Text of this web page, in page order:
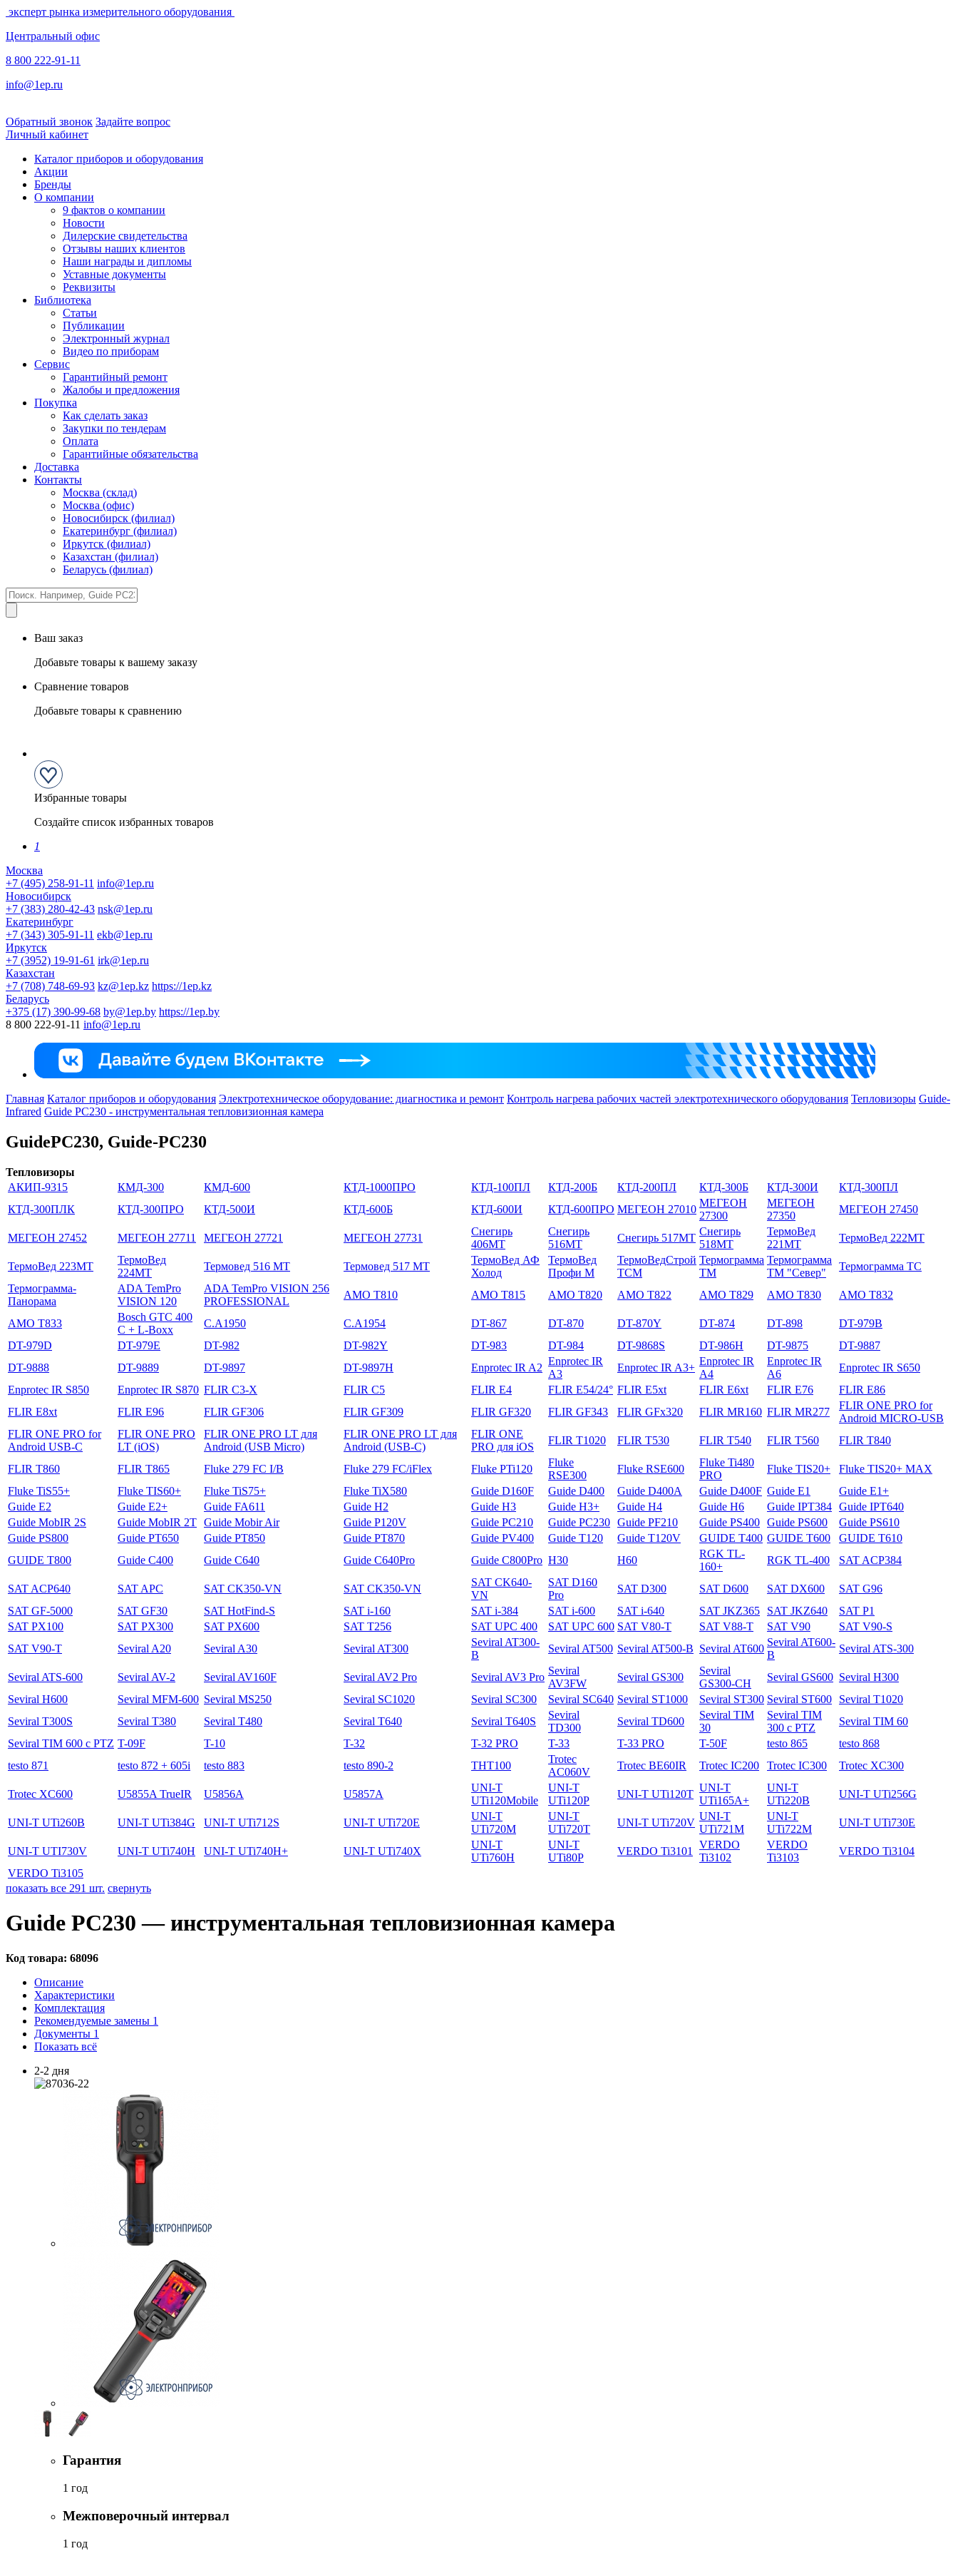
эксперт рынка измерительного оборудования
Центральный офис
8 800 222-91-11
info@1ep.ru
Обратный звонок Задайте вопрос
Личный кабинет
Каталог приборов и оборудования
Акции
Бренды
О компании
9 фактов о компании
Новости
Дилерские свидетельства
Отзывы наших клиентов
Наши награды и дипломы
Уставные документы
Реквизиты
Библиотека
Статьи
Публикации
Электронный журнал
Видео по приборам
Сервис
Гарантийный ремонт
Жалобы и предложения
Покупка
Как сделать заказ
Закупки по тендерам
Оплата
Гарантийные обязательства
Доставка
Контакты
Москва (склад)
Москва (офис)
Новосибирск (филиал)
Екатеринбург (филиал)
Иркутск (филиал)
Казахстан (филиал)
Беларусь (филиал)
Ваш заказ
Добавьте товары к вашему заказу
Сравнение товаров
Добавьте товары к сравнению
Избранные товары
Создайте список избранных товаров
1
Москва
+7 (495) 258-91-11 info@1ep.ru
Новосибирск
+7 (383) 280-42-43 nsk@1ep.ru
Екатеринбург
+7 (343) 305-91-11 ekb@1ep.ru
Иркутск
+7 (3952) 19-91-61 irk@1ep.ru
Казахстан
+7 (708) 748-69-93 kz@1ep.kz https://1ep.kz
Беларусь
+375 (17) 390-99-68 by@1ep.by https://1ep.by
8 800 222-91-11 info@1ep.ru
Главная Каталог приборов и оборудования Электротехническое оборудование: диагностика и ремонт Контроль нагрева рабочих частей электротехнического оборудования Тепловизоры Guide-
Infrared Guide PC230 - инструментальная тепловизионная камера
GuidePC230, Guide-PC230
Тепловизоры
АКИП-9315
КМД-300 КМД-600 КТД-1000ПРО КТД-100ПЛ КТД-200Б КТД-200ПЛ КТД-300Б КТД-300И
КТД-300ПЛ
КТД-300ПЛК
КТД-300ПРО КТД-500И КТД-600Б КТД-600И КТД-600ПРО МЕГЕОН 27010
МЕГЕОН
27300
МЕГЕОН
27350
МЕГЕОН 27450
МЕГЕОН 27452 МЕГЕОН 27711 МЕГЕОН 27721 МЕГЕОН 27731
Снегирь
406МТ
Снегирь
516МТ
Снегирь 517МТ
Снегирь
518МТ
ТермоВед
221МТ
ТермоВед 222МТ
ТермоВед 223МТ
ТермоВед
224МТ
Термовед 516 МТ Термовед 517 МТ
ТермоВед АФ
Холод
ТермоВед
Профи М
ТермоВедСтрой
ТСМ
Термограмма
ТМ
Термограмма
ТМ "Север"
Термограмма ТС
Термограмма-
Панорама
ADA TemPro
VISION 120
ADA TemPro VISION 256
PROFESSIONAL
AMO T810 AMO T815 AMO T820 AMO T822 AMO T829 AMO T830 AMO T832
AMO T833
Bosch GTC 400
C + L-Boxx
C.A1950 C.A1954 DT-867 DT-870 DT-870Y DT-874 DT-898
DT-979B
DT-979D
DT-979E DT-982 DT-982Y DT-983 DT-984 DT-9868S DT-986H DT-9875
DT-9887
DT-9888
DT-9889 DT-9897 DT-9897H Enprotec IR A2
Enprotec IR
A3
Enprotec IR A3+
Enprotec IR
A4
Enprotec IR
A6
Enprotec IR S650
Enprotec IR S850
Enprotec IR S870 FLIR C3-X FLIR C5 FLIR E4 FLIR E54/24° FLIR E5xt FLIR E6xt FLIR E76
FLIR E86
FLIR E8xt
FLIR E96 FLIR GF306 FLIR GF309 FLIR GF320 FLIR GF343 FLIR GFх320 FLIR MR160 FLIR MR277
FLIR ONE PRO for
Android MICRO-USB
FLIR ONE PRO for
Android USB-C
FLIR ONE PRO
LT (iOS)
FLIR ONE PRO LT для
Android (USB Micro)
FLIR ONE PRO LT для
Android (USB-C)
FLIR ONE
PRO для iOS
FLIR T1020 FLIR T530 FLIR T540 FLIR T560 FLIR T840
FLIR T860 FLIR T865 Fluke 279 FC I/B Fluke 279 FC/iFlex Fluke PTi120
Fluke
RSE300
Fluke RSE600
Fluke Ti480
PRO
Fluke TIS20+
Fluke TIS20+ MAX
Fluke TiS55+
Fluke TIS60+ Fluke TiS75+ Fluke TiX580 Guide D160F Guide D400 Guide D400A Guide D400F Guide E1
Guide E1+
Guide E2
Guide E2+ Guide FA611 Guide H2 Guide H3 Guide H3+ Guide H4 Guide H6 Guide IPT384 Guide IPT640
Guide MobIR 2S
Guide MobIR 2T Guide Mobir Air Guide P120V Guide PC210 Guide PC230 Guide PF210 Guide PS400 Guide PS600
Guide PS610
Guide PS800
Guide PT650 Guide PT850 Guide PT870 Guide PV400 Guide T120 Guide T120V GUIDE T400 GUIDE T600
GUIDE T610
GUIDE T800
Guide С400 Guide С640 Guide С640Pro Guide С800Pro H30 H60
RGK TL-
160+
RGK TL-400 SAT ACP384
SAT ACP640 SAT APC SAT CK350-VN SAT CK350-VN
SAT CK640-
VN
SAT D160
Pro
SAT D300 SAT D600 SAT DX600
SAT G96
SAT GF-5000
SAT GF30 SAT HotFind-S SAT i-160 SAT i-384 SAT i-600 SAT i-640 SAT JKZ365 SAT JKZ640
SAT P1
SAT PX100
SAT PX300 SAT PX600 SAT T256 SAT UPC 400 SAT UPC 600 SAT V80-T SAT V88-T SAT V90
SAT V90-S
SAT V90-T
Seviral A20 Seviral A30 Seviral AT300
Seviral AT300-
B
Seviral AT500 Seviral AT500-B Seviral AT600
Seviral AT600-
B
Seviral ATS-300
Seviral ATS-600 Seviral AV-2 Seviral AV160F Seviral AV2 Pro Seviral AV3 Pro
Seviral
AV3FW
Seviral GS300
Seviral
GS300-CH
Seviral GS600 Seviral H300
Seviral H600
Seviral MFM-600 Seviral MS250 Seviral SC1020 Seviral SC300 Seviral SC640 Seviral ST1000 Seviral ST300 Seviral ST600
Seviral T1020
Seviral T300S
Seviral T380 Seviral T480 Seviral T640 Seviral T640S
Seviral
TD300
Seviral TD600
Seviral TIM
30
Seviral TIM
300 с PTZ
Seviral TIM 60
Seviral TIM 600 с PTZ T-09F T-10 T-32 T-32 PRO T-33 T-33 PRO T-50F testo 865
testo 868
testo 871
testo 872 + 605i testo 883 testo 890-2 THT100
Trotec
AC060V
Trotec BE60IR Trotec IC200 Trotec IC300 Trotec XC300
Trotec XC600 U5855A TrueIR U5856A U5857A
UNI-T
UTi120Mobile
UNI-T
UTi120P
UNI-T UTi120T
UNI-T
UTi165A+
UNI-T
UTi220B
UNI-T UTi256G
UNI-T UTi260B UNI-T UTi384G UNI-T UTi712S UNI-T UTi720E
UNI-T
UTi720M
UNI-T
UTi720T
UNI-T UTi720V
UNI-T
UTi721M
UNI-T
UTi722M
UNI-T UTi730E
UNI-T UTI730V UNI-T UTi740H UNI-T UTi740H+ UNI-T UTi740X
UNI-T
UTi760H
UNI-T
UTi80P
VERDO Ti3101
VERDO
Ti3102
VERDO
Ti3103
VERDO Ti3104
VERDO Ti3105
показать все 291 шт. свернуть
Guide PC230 — инструментальная тепловизионная камера
Код товара: 68096
Описание
Характеристики
Комплектация
Рекомендуемые замены 1
Документы 1
Показать всё
2-2 дня
Гарантия
1 год
Межповерочный интервал
1 год